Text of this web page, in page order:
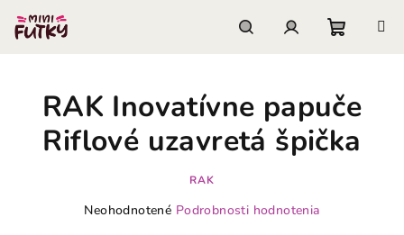
obsah
košík
RAK Inovatívne papuče
Riflové uzavretá špička
RAK
Priemerné
Neohodnotené Podrobnosti hodnotenia